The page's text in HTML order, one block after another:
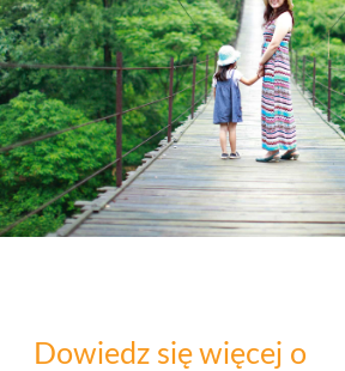
Dowiedz się więcej o